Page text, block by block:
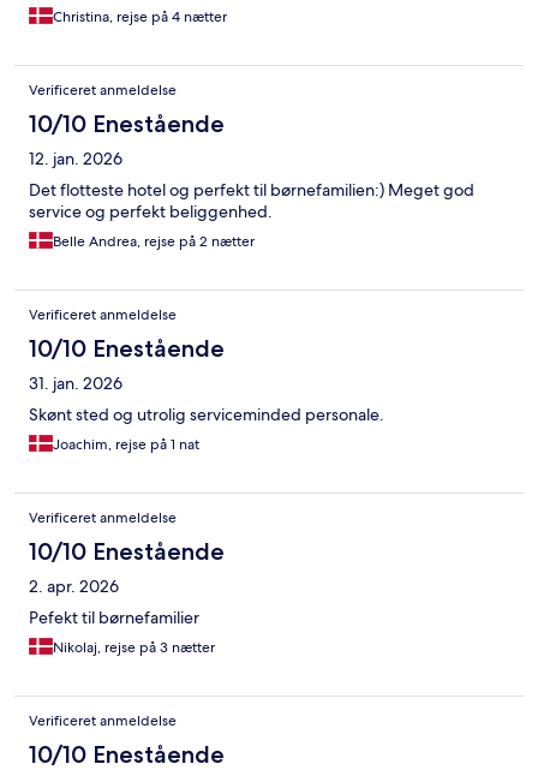
Christina, rejse på 4 nætter
Verificeret anmeldelse
10/10 Enestående
12. jan. 2026
Det flotteste hotel og perfekt til børnefamilien:) Meget god
service og perfekt beliggenhed.
Belle Andrea, rejse på 2 nætter
Verificeret anmeldelse
10/10 Enestående
31. jan. 2026
Skønt sted og utrolig serviceminded personale.
Joachim, rejse på 1 nat
Verificeret anmeldelse
10/10 Enestående
2. apr. 2026
Pefekt til børnefamilier
Nikolaj, rejse på 3 nætter
Verificeret anmeldelse
10/10 Enestående